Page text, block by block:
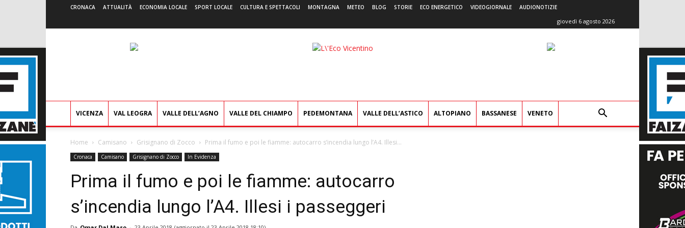
CRONACA ATTUALITÀ ECONOMIA LOCALE SPORT LOCALE CULTURA E SPETTACOLI MONTAGNA METEO BLOG STORIE ECO ENERGETICO VIDEOGIORNALE AUDIONOTIZIE
giovedì 6 agosto 2026
L'Eco
VICENZA VAL LEOGRA VALLE DELL’AGNO VALLE DEL CHIAMPO PEDEMONTANA VALLE DELL’ASTICO ALTOPIANO BASSANESE VENETO
Home Camisano Grisignano di Zocco Prima il fumo e poi le fiamme: autocarro s’incendia lungo l’A4. Illesi...
Cronaca Camisano Grisignano di Zocco In Evidenza
Prima il fumo e poi le fiamme: autocarro
s’incendia lungo l’A4. Illesi i passeggeri